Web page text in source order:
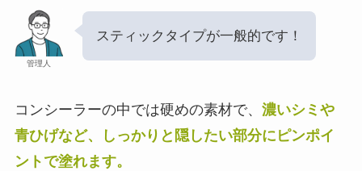
管理人
スティックタイプが一般的です！
コンシーラーの中では硬めの素材で、 濃いシミや
青ひげなど、しっかりと隠したい部分にピンポイ
ントで塗れます。